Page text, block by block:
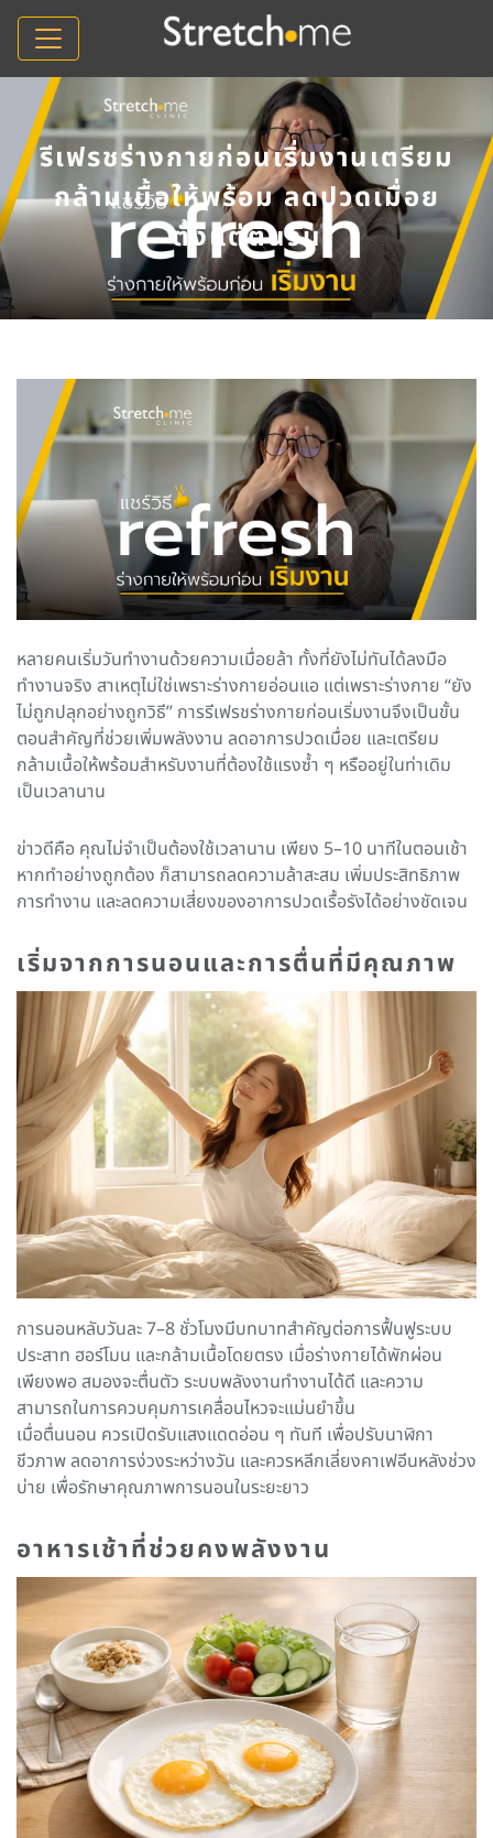
รีเฟรชร่างกายก่อนเริ่มงานเตรียม
กล้ามเนื้อให้พร้อม ลดปวดเมื่อย
ตั้งแต่ต้นวัน
หลายคนเริ่มวันทำงานด้วยความเมื่อยล้า ทั้งที่ยังไม่ทันได้ลงมือ
ทำงานจริง สาเหตุไม่ใช่เพราะร่างกายอ่อนแอ แต่เพราะร่างกาย “ยัง
ไม่ถูกปลุกอย่างถูกวิธี” การรีเฟรชร่างกายก่อนเริ่มงานจึงเป็นขั้น
ตอนสำคัญที่ช่วยเพิ่มพลังงาน ลดอาการปวดเมื่อย และเตรียม
กล้ามเนื้อให้พร้อมสำหรับงานที่ต้องใช้แรงซ้ำ ๆ หรืออยู่ในท่าเดิม
เป็นเวลานาน
ข่าวดีคือ คุณไม่จำเป็นต้องใช้เวลานาน เพียง 5–10 นาทีในตอนเช้า
หากทำอย่างถูกต้อง ก็สามารถลดความล้าสะสม เพิ่มประสิทธิภาพ
การทำงาน และลดความเสี่ยงของอาการปวดเรื้อรังได้อย่างชัดเจน
เริ่มจากการนอนและการตื่นที่มีคุณภาพ
การนอนหลับวันละ 7–8 ชั่วโมงมีบทบาทสำคัญต่อการฟื้นฟูระบบ
ประสาท ฮอร์โมน และกล้ามเนื้อโดยตรง เมื่อร่างกายได้พักผ่อน
เพียงพอ สมองจะตื่นตัว ระบบพลังงานทำงานได้ดี และความ
สามารถในการควบคุมการเคลื่อนไหวจะแม่นยำขึ้น
เมื่อตื่นนอน ควรเปิดรับแสงแดดอ่อน ๆ ทันที เพื่อปรับนาฬิกา
ชีวภาพ ลดอาการง่วงระหว่างวัน และควรหลีกเลี่ยงคาเฟอีนหลังช่วง
บ่าย เพื่อรักษาคุณภาพการนอนในระยะยาว
อาหารเช้าที่ช่วยคงพลังงาน